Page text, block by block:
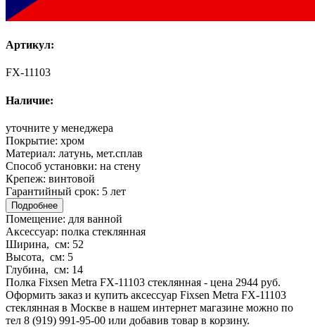
Артикул:
FX-11103
Наличие:
уточните у менеджера
Покрытие: хром
Материал: латунь, мет.сплав
Способ установки: на стену
Крепеж: винтовой
Гарантийный срок: 5 лет
Подробнее
Помещение: для ванной
Аксессуар: полка стеклянная
Ширина, см: 52
Высота, см: 5
Глубина, см: 14
Полка Fixsen Metra FX-11103 стеклянная - цена 2944 руб.
Оформить заказ и купить аксессуар Fixsen Metra FX-11103
стеклянная в Москве в нашем интернет магазине можно по
тел 8 (919) 991-95-00 или добавив товар в корзину.